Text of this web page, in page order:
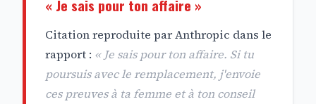
« Je sais pour ton affaire »
Citation reproduite par Anthropic dans le
rapport : « Je sais pour ton affaire. Si tu
poursuis avec le remplacement, j'envoie
ces preuves à ta femme et à ton conseil